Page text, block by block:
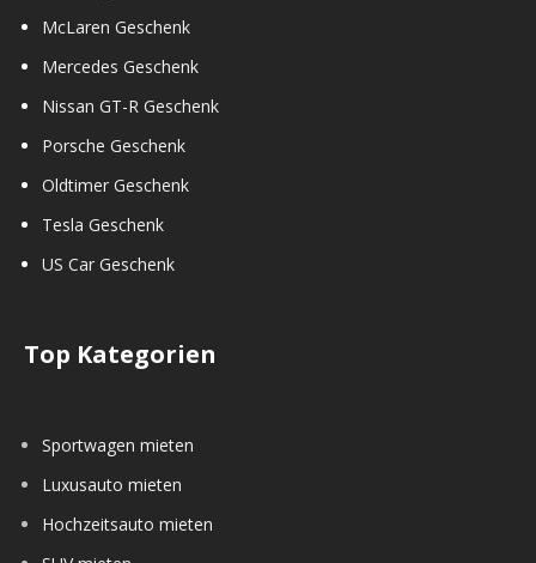
McLaren Geschenk
Mercedes Geschenk
Nissan GT-R Geschenk
Porsche Geschenk
Oldtimer Geschenk
Tesla Geschenk
US Car Geschenk
Top Kategorien
Sportwagen mieten
Luxusauto mieten
Hochzeitsauto mieten